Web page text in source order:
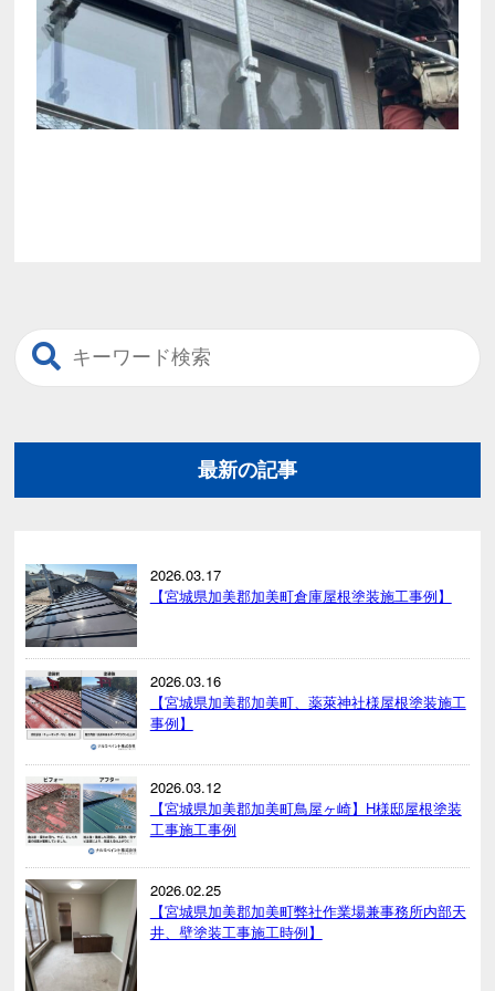
最新の記事
2026.03.17
【宮城県加美郡加美町倉庫屋根塗装施工事例】
2026.03.16
【宮城県加美郡加美町、薬萊神社様屋根塗装施工
事例】
2026.03.12
【宮城県加美郡加美町鳥屋ヶ崎】H様邸屋根塗装
工事施工事例
2026.02.25
【宮城県加美郡加美町弊社作業場兼事務所内部天
井、壁塗装工事施工時例】